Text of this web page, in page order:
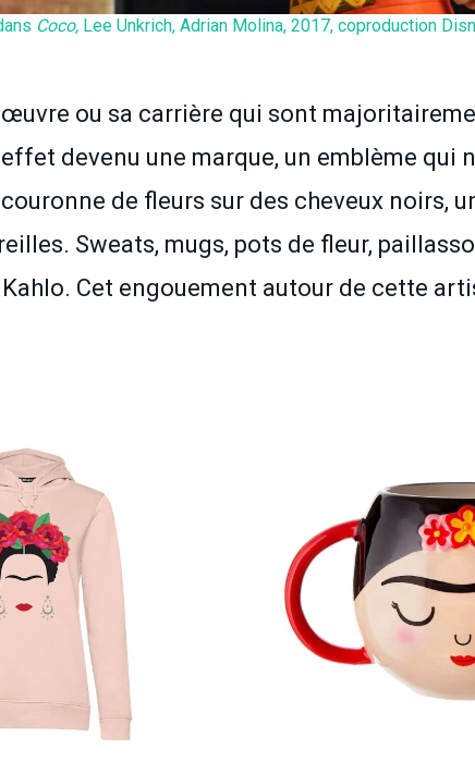
Coco,Lee Unkrich, Adrian Molina, 2017, coproduction
œuvre ou sa carrière qui sont
devenu une marque, un emblème qui
de fleurs sur des cheveux noirs,
Sweats, mugs, pots de fleur,
Cet engouement autour de cette